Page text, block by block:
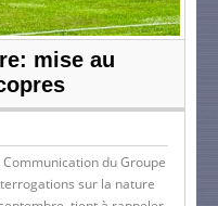
mise au
du Groupe
sur la nature